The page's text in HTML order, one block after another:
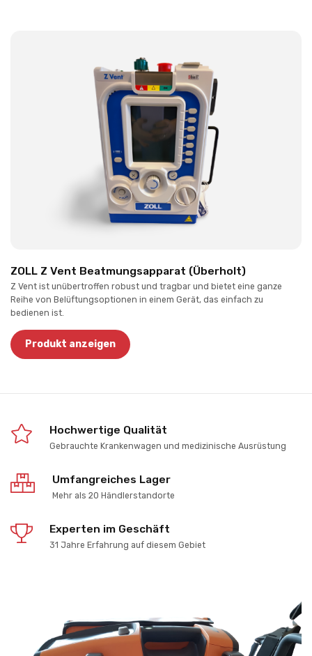
ZOLL Z Vent Beatmungsapparat (Überholt)
Z Vent ist unübertroffen robust und tragbar und bietet eine ganze
Reihe von Belüftungsoptionen in einem Gerät, das einfach zu
bedienen ist.
Produkt anzeigen
Hochwertige Qualität
Gebrauchte Krankenwagen und medizinische Ausrüstung
Umfangreiches Lager
Mehr als 20 Händlerstandorte
Experten im Geschäft
31 Jahre Erfahrung auf diesem Gebiet